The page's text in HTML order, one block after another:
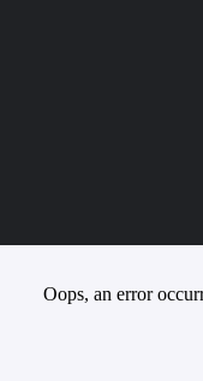
Oops, an error